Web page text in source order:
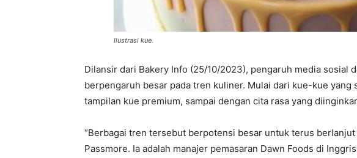
Ilustrasi kue.
Dilansir dari Bakery Info (25/10/2023), pengaruh media sosial
berpengaruh besar pada tren kuliner. Mulai dari kue-kue yang
tampilan kue premium, sampai dengan cita rasa yang
“Berbagai tren tersebut berpotensi besar untuk terus berlanjut
Passmore. Ia adalah manajer pemasaran Dawn Foods di